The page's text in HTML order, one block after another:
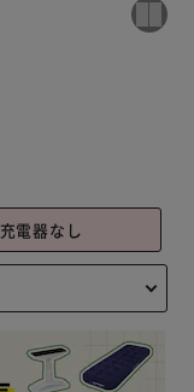
充電器なし